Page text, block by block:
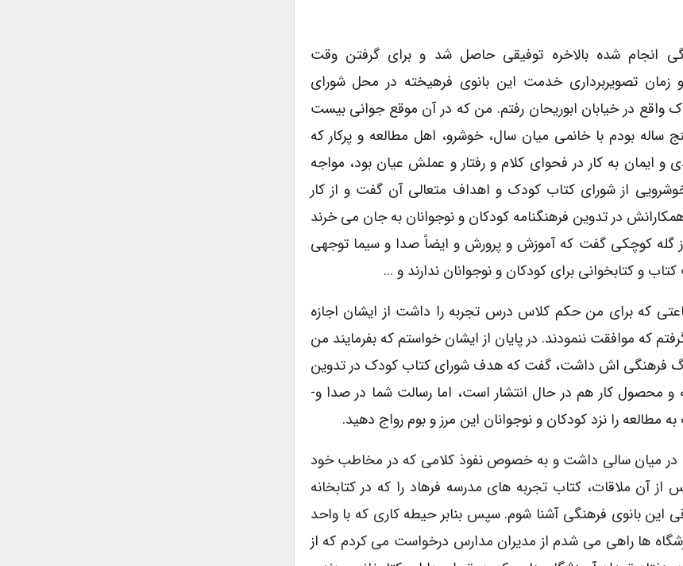
انجام شده بالاخره توفیقی حاصل شد و برای گرفتن وقت
زمان تصویربرداری خدمت این بانوی فرهیخته در محل شورای
واقع در خیابان ابوریحان رفتم. من که در آن موقع جوانی بیست
ساله بودم با خانمی میان سال، خوشرو، اهل مطالعه و پرکار که
و ایمان به کار در فحوای کلام و رفتار و عملش عیان بود، مواجه
از شورای کتاب کودک و اهداف متعالی آن گفت و از کار
در تدوین فرهنگنامه کودکان و نوجوانان به جان می خرند
گله کوچکی گفت که آموزش و پرورش و ایضاً صدا و سیما توجهی
و کتابخوانی برای کودکان و نوجوانان ندارند و …
که برای من حکم کلاس درس تجربه را داشت از ایشان اجازه
که موافقت ننمودند. در پایان از ایشان خواستم که بفرمایند من
فرهنگی اش داشت، گفت که هدف شورای کتاب کودک در تدوین
و محصول کار هم در حال انتشار است، اما رسالت شما در صدا و-
را نزد کودکان و نوجوانان این مرز و بوم رواج دهید.
که در میان سالی داشت و به خصوص نفوذ کلامی که در مخاطب خود
ملاقات، کتاب تجربه های مدرسه فرهاد را که در کتابخانه
این بانوی فرهنگی آشنا شوم. سپس بنابر حیطه کاری که با واحد
ها راهی می شدم از مدیران مدارس درخواست می کردم که از